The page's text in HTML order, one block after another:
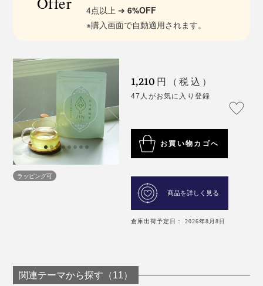
4点以上 ➔6%OFF
※購入画面で自動適用されます。
ラッピング可
1,210 円（税込）
47人がお気に入り登録
お買い物カゴへ
商品を詳しく見る
倉庫出荷予定日： 2026年8月8日
関連テーマから探す（11）